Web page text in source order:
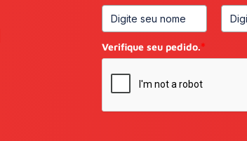
Verifique seu pedido.*